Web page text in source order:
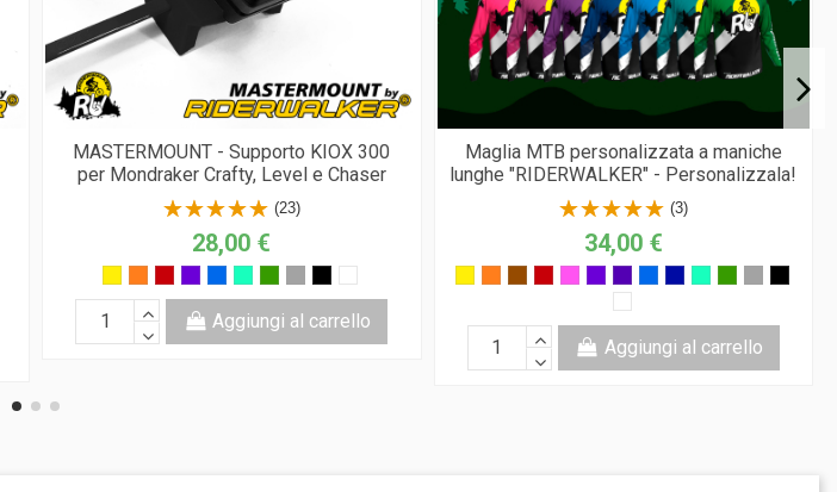
MASTERMOUNT - Supporto KIOX 300
per Mondraker Crafty, Level e Chaser
(23)
28,00 €
Aggiungi al carrello
Maglia MTB personalizzata a maniche
lunghe "RIDERWALKER" - Personalizzala!
(3)
34,00 €
Aggiungi al carrello